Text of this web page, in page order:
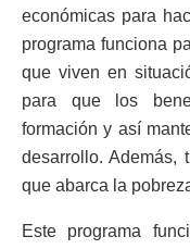
económicas para
programa funciona
que viven en
para que los
formación y así
desarrollo. Además,
que abarca la
Este programa